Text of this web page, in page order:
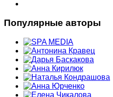
Популярные авторы